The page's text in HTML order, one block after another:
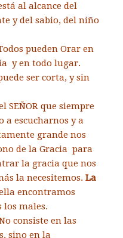
al alcance del
y del sabio, del niño
pueden Orar en
y en todo lugar.
ser corta, y sin
SEÑOR que siempre
a escucharnos y a
grande nos
de la Gracia para
la gracia que nos
la necesitemos. La
encontramos
los males.
consiste en las
sino en la